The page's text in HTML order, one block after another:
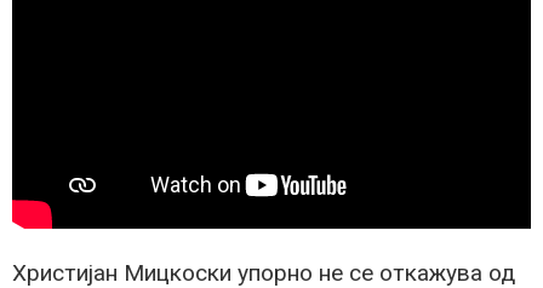
Христијан Мицкоски упорно не се откажува од